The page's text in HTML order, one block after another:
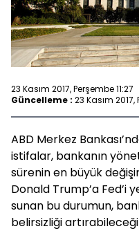
23 Kasım 2017, Perşembe 11:27
Güncelleme : 23 Kasım 2017,
ABD Merkez
istifalar, bankanın
sürenin en büyük
Donald Trump’a Fed’i
sunan bu durumun,
belirsizliği